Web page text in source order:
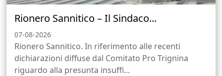
Rionero Sannitico – Il Sindaco...
07-08-2026
Rionero Sannitico. In riferimento alle recenti
dichiarazioni diffuse dal Comitato Pro Trignina
riguardo alla presunta insuffi...